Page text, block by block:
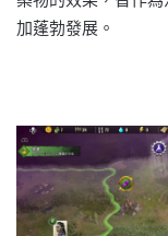
加蓬勃發展。